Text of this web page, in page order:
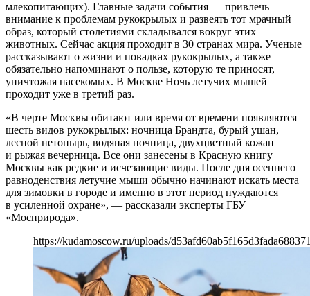
млекопитающих). Главные задачи события — привлечь
внимание к проблемам рукокрылых и развеять тот мрачный
образ, который столетиями складывался вокруг этих
животных. Сейчас акция проходит в 30 странах мира. Ученые
рассказывают о жизни и повадках рукокрылых, а также
обязательно напоминают о пользе, которую те приносят,
уничтожая насекомых. В Москве Ночь летучих мышей
проходит уже в третий раз.
«В черте Москвы обитают или время от времени появляются
шесть видов рукокрылых: ночница Брандта, бурый ушан,
лесной нетопырь, водяная ночница, двухцветный кожан
и рыжая вечерница. Все они занесены в Красную книгу
Москвы как редкие и исчезающие виды. После дня осеннего
равноденствия летучие мыши обычно начинают искать места
для зимовки в городе и именно в этот период нуждаются
в усиленной охране», — рассказали эксперты ГБУ
«Мосприрода».
https://kudamoscow.ru/uploads/